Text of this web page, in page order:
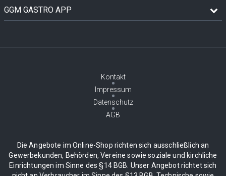
GGM GASTRO APP
Kontakt
Impressum
Datenschutz
AGB
Die Angebote im Online-Shop richten sich ausschließlich an
Gewerbekunden, Behörden, Vereine sowie soziale und kirchliche
Einrichtungen im Sinne des §14 BGB. Unser Angebot richtet sich